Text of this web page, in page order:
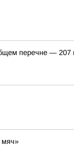
перечне —
мяч»